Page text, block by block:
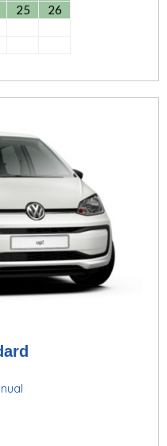
25
26